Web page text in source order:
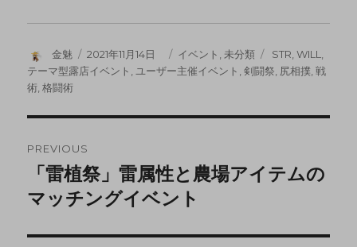
金魅 2021年11月14日 イベント 未分類 STR ,WILL
テーマ型露店イベント
ユーザー主催イベント ,剣闘祭 尻相撲 ,戦
術 ,格闘術
PREVIOUS
「雷植祭」雷属性と農場アイテムの
マッチングイベント